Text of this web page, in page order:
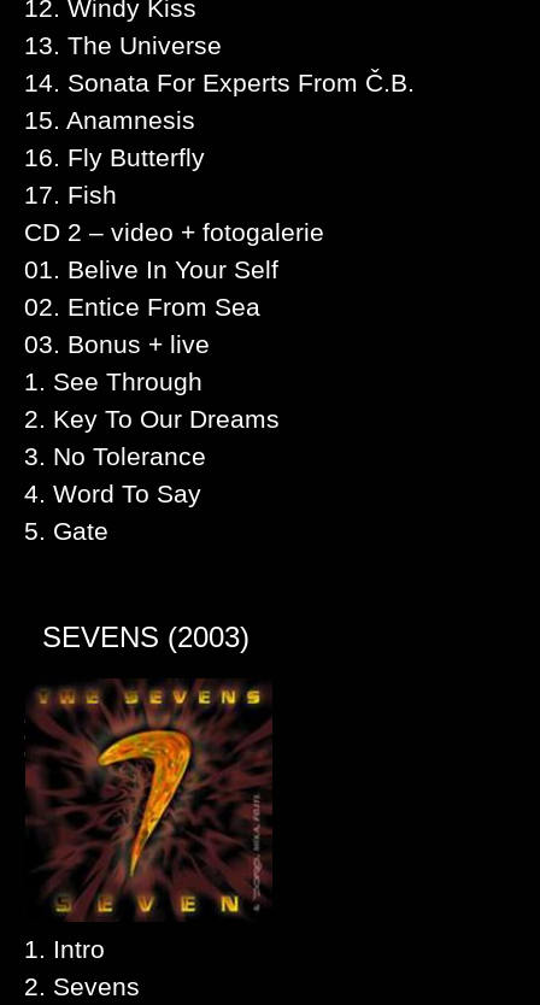
12. Windy Kiss
13. The Universe
14. Sonata For Experts From Č.B.
15. Anamnesis
16. Fly Butterfly
17. Fish
CD 2 – video + fotogalerie
01. Belive In Your Self
02. Entice From Sea
03. Bonus + live
1. See Through
2. Key To Our Dreams
3. No Tolerance
4. Word To Say
5. Gate
SEVENS (2003)
1. Intro
2. Sevens